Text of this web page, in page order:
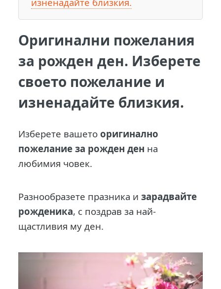
Оригинални пожелания
за рожден ден. Изберете
своето пожелание и
изненадайте близкия.
Изберете вашетооригинално
пожелание за рожден ден на
любимия човек.
Разнообразете празника изарадвайте
рожденика, с поздрав за най-
щастливия му ден.